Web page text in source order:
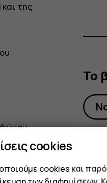
Το
της
cookies
cookies και